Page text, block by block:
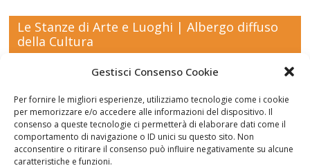
Gestisci Consenso Cookie
Per fornire le migliori esperienze, utilizziamo tecnologie come i cookie
per memorizzare e/o accedere alle informazioni del dispositivo. Il
consenso a queste tecnologie ci permetterà di elaborare dati come il
comportamento di navigazione o ID unici su questo sito. Non
acconsentire o ritirare il consenso può influire negativamente su alcune
caratteristiche e funzioni.
(Enna),
Dario
Bottaro
della
contea ,
Giacomo
Le Stanze di Arte e Luoghi | Albergo diffuso
della Cultura
Fai clic per accettare i cookie marketing e
abilitare questo contenuto